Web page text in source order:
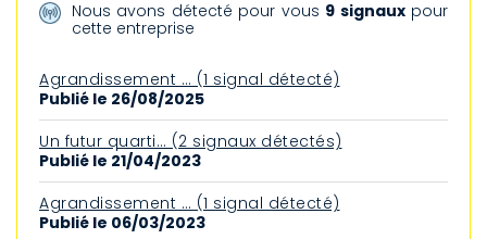
Nous avons détecté pour vous 9 signauxpour
cette entreprise
Agrandissement … (1 signal détecté)
Publié le 26/08/2025
Un futur quarti… (2 signaux détectés)
Publié le 21/04/2023
Agrandissement … (1 signal détecté)
Publié le 06/03/2023